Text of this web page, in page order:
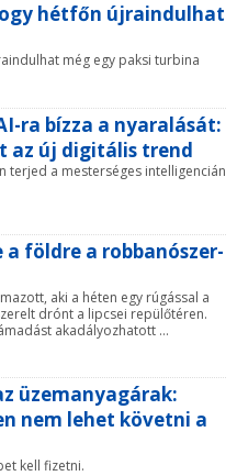
hétfőn újraindulhat
még egy paksi turbina
ra bízza a nyaralását:
az új digitális trend
a mesterséges intelligencián
földre a robbanószer-
aki a héten egy rúgással a
drónt a lipcsei repülőtéren.
akadályozhatott ...
üzemanyagárak:
nem lehet követni a
kell fizetni.